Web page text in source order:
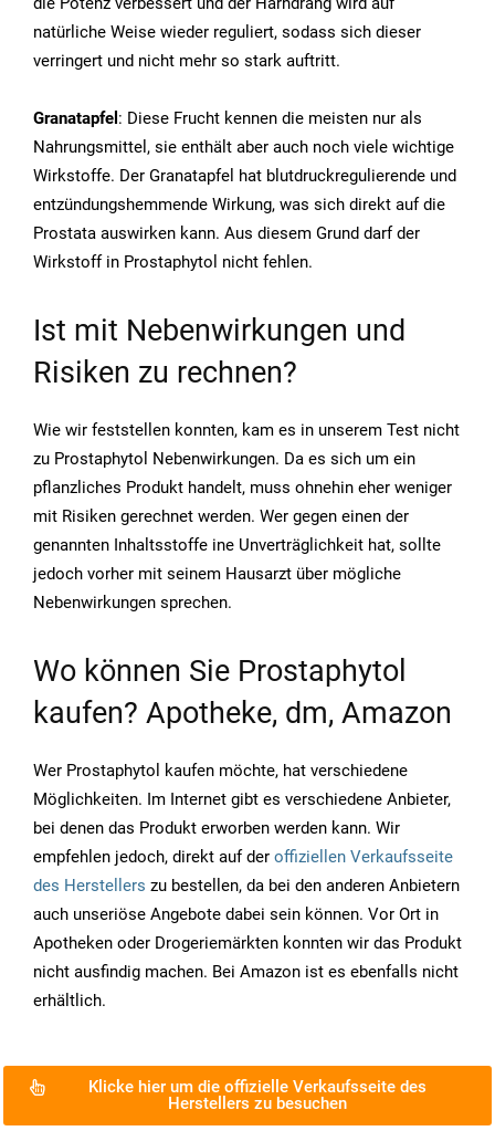
natürliche Weise wieder reguliert, sodass sich dieser
verringert und nicht mehr so stark auftritt.
Granatapfel : Diese Frucht kennen die meisten nur als
Nahrungsmittel, sie enthält aber auch noch viele wichtige
Wirkstoffe. Der Granatapfel hat blutdruckregulierende und
entzündungshemmende Wirkung, was sich direkt auf die
Prostata auswirken kann. Aus diesem Grund darf der
Wirkstoff in Prostaphytol nicht fehlen.
Ist mit Nebenwirkungen und
Risiken zu rechnen?
Wie wir feststellen konnten, kam es in unserem Test nicht
zu Prostaphytol Nebenwirkungen. Da es sich um ein
pflanzliches Produkt handelt, muss ohnehin eher weniger
mit Risiken gerechnet werden. Wer gegen einen der
genannten Inhaltsstoffe ine Unverträglichkeit hat, sollte
jedoch vorher mit seinem Hausarzt über mögliche
Nebenwirkungen sprechen.
Wo können Sie Prostaphytol
kaufen? Apotheke, dm, Amazon
Wer Prostaphytol kaufen möchte, hat verschiedene
Möglichkeiten. Im Internet gibt es verschiedene Anbieter,
bei denen das Produkt erworben werden kann. Wir
empfehlen jedoch, direkt auf der offiziellen Verkaufsseite
des Herstellers zu bestellen, da bei den anderen Anbietern
auch unseriöse Angebote dabei sein können. Vor Ort in
Apotheken oder Drogeriemärkten konnten wir das Produkt
nicht ausfindig machen. Bei Amazon ist es ebenfalls nicht
erhältlich.
Klicke hier um die offizielle Verkaufsseite des
Herstellers zu besuchen